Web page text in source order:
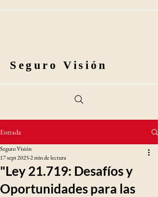
Seguro Visión
Entrada
"Ley 21.719: Desafíos y
Oportunidades para las
Seguro Visión
17 sept 20252 min de lectura